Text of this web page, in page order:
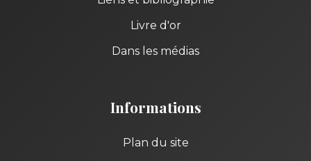
Livre d'or
Dans les médias
Informations
Plan du site